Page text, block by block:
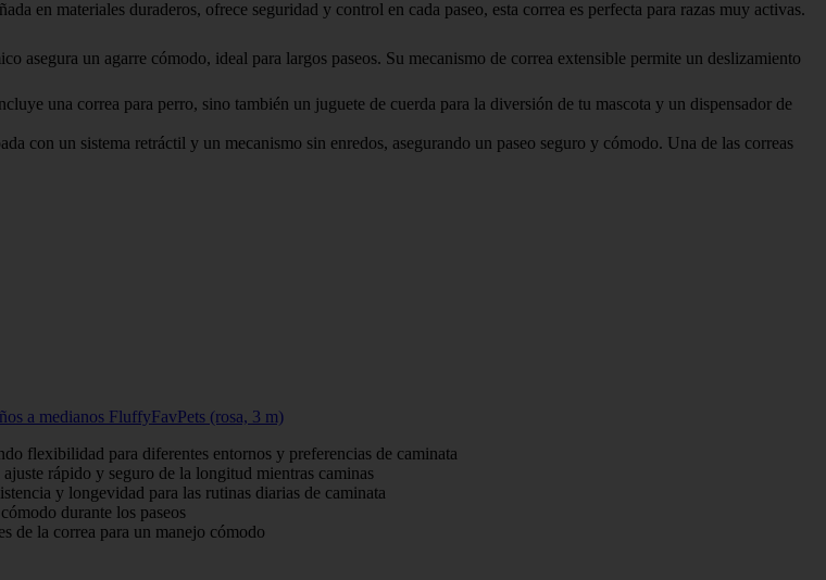
materiales duraderos, ofrece seguridad y control en cada paseo, esta correa es perfecta para razas muy activas.
un agarre cómodo, ideal para largos paseos. Su mecanismo de correa extensible permite un deslizamiento
una correa para perro, sino también un juguete de cuerda para la diversión de tu mascota y un dispensador de
un sistema retráctil y un mecanismo sin enredos, asegurando un paseo seguro y cómodo. Una de las correas
a medianos FluffyFavPets (rosa, 3 m)
flexibilidad para diferentes entornos y preferencias de caminata
rápido y seguro de la longitud mientras caminas
y longevidad para las rutinas diarias de caminata
durante los paseos
de la correa para un manejo cómodo